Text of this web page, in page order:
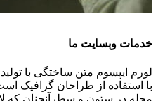
خدمات وبسایت ما
لورم ایپسوم متن ساختگی با
با استفاده از طراحان گرافیک
مجله در ستون و سطرآنچنان که